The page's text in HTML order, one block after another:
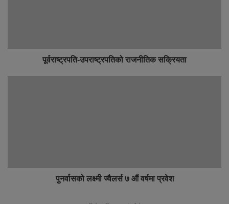
पूर्वराष्ट्रपति-उपराष्ट्रपतिको राजनीतिक सक्रियता
पुनर्वासको लक्ष्मी ज्वैलर्स ७ औं वर्षमा प्रवेश